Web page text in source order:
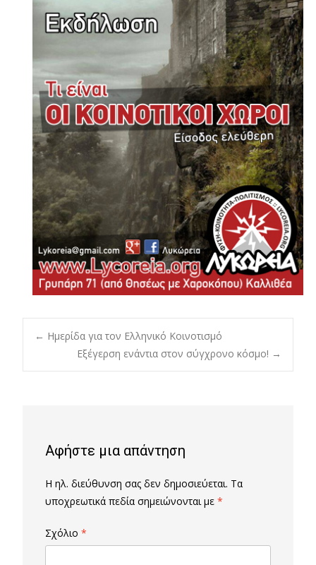
Post
← Ημερίδα για τον Ελληνικό Κοινοτισμό
Εξέγερση ενάντια στον σύγχρονο κόσμο! →
Αφήστε μια απάντηση
Η ηλ. διεύθυνση σας δεν δημοσιεύεται. Τα
υποχρεωτικά πεδία σημειώνονται με *
Σχόλιο *